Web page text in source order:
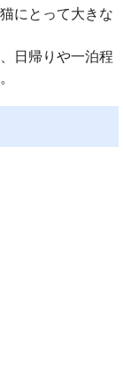
にとって大きな
日帰りや一泊程